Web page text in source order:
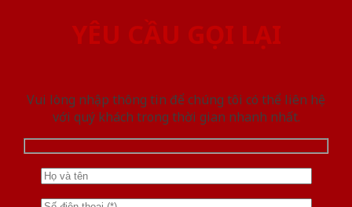
YÊU CẦU GỌI LẠI
Vui lòng nhập thông tin để chúng tôi có thể liên hệ
với quý khách trong thời gian nhanh nhất.